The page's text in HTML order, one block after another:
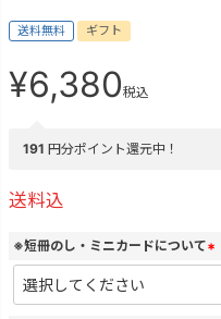
送料無料 ギフト
¥6,380税込
191 円分ポイント還元中！
送料込
※短冊のし・ミニカードについて
(
須